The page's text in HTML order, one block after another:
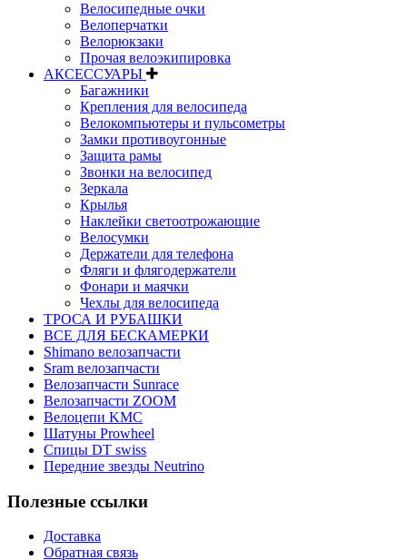
Велосипедные очки
Велоперчатки
Велорюкзаки
Прочая велоэкипировка
АКСЕССУАРЫ
Багажники
Крепления для велосипеда
Велокомпьютеры и пульсометры
Замки противоугонные
Защита рамы
Звонки на велосипед
Зеркала
Крылья
Наклейки светоотрожающие
Велосумки
Держатели для телефона
Фляги и флягодержатели
Фонари и маячки
Чехлы для велосипеда
ТРОСА И РУБАШКИ
ВСЕ ДЛЯ БЕСКАМЕРКИ
Shimano велозапчасти
Sram велозапчасти
Велозапчасти Sunrace
Велозапчасти ZOOM
Велоцепи KMC
Шатуны Prowheel
Спицы DT swiss
Передние звезды Neutrino
Полезные ссылки
Доставка
Обратная связь